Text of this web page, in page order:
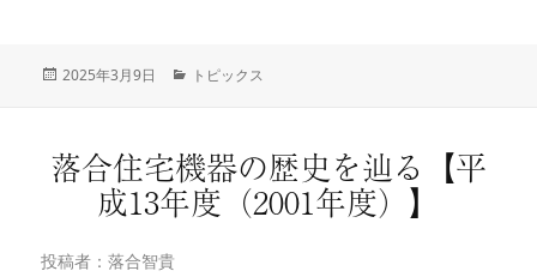
投
2025年3月9日
カ
ー
トピックス
落合住宅機器の歴史を辿る【平
成13年度（2001年度）】
投稿者：落合智貴